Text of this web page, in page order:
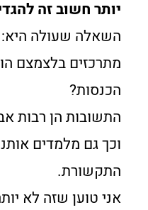
יותר חשוב זה
השאלה שעולה
מתרכזים בלצמצם
הכנסות?
התשובות הן רבות
וכך גם מלמדים
התקשורת.
אני טוען שזה לא